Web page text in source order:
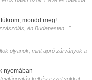
mondd meg!
èn Budapesten..."
olyanok, mint apró zárványok a
nyomában